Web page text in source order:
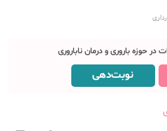
در حوزه باروری و درمان ناباروری
نوبت‌دهی